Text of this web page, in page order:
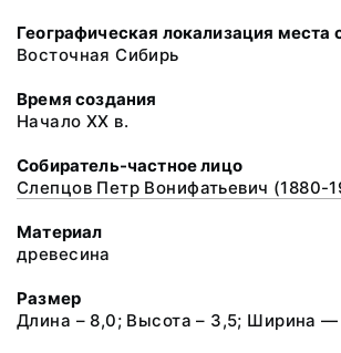
Географическая локализация места
Восточная Сибирь
Время создания
Начало XX в.
Собиратель-частное лицо
Слепцов Петр Вонифатьевич (1880-
Материал
древесина
Размер
Длина – 8,0; Высота – 3,5; Ширина —